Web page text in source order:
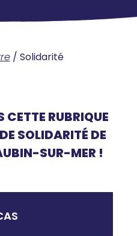
/ Solidarité
CETTE RUBRIQUE
SOLIDARITÉ DE
SUR-MER !